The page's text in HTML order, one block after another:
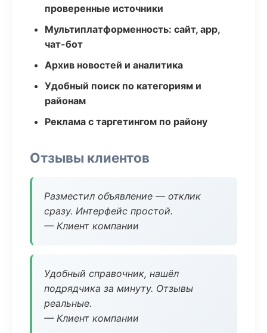
проверенные источники
Мультиплатформенность: сайт, app,
чат-бот
Архив новостей и аналитика
Удобный поиск по категориям и
районам
Реклама с таргетингом по району
Отзывы клиентов
Разместил объявление — отклик
сразу. Интерфейс простой.
— Клиент компании
Удобный справочник, нашёл
подрядчика за минуту. Отзывы
реальные.
— Клиент компании